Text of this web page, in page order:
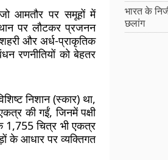
आमतौर पर समूहों में
पर लौटकर प्रजनन
और अर्ध-प्राकृतिक
रणनीतियों को बेहतर
निशान (स्कार) था,
की गईं, जिनमें पक्षी
चित्र भी एकत्र
के आधार पर व्यक्तिगत
भारत के
छलांग